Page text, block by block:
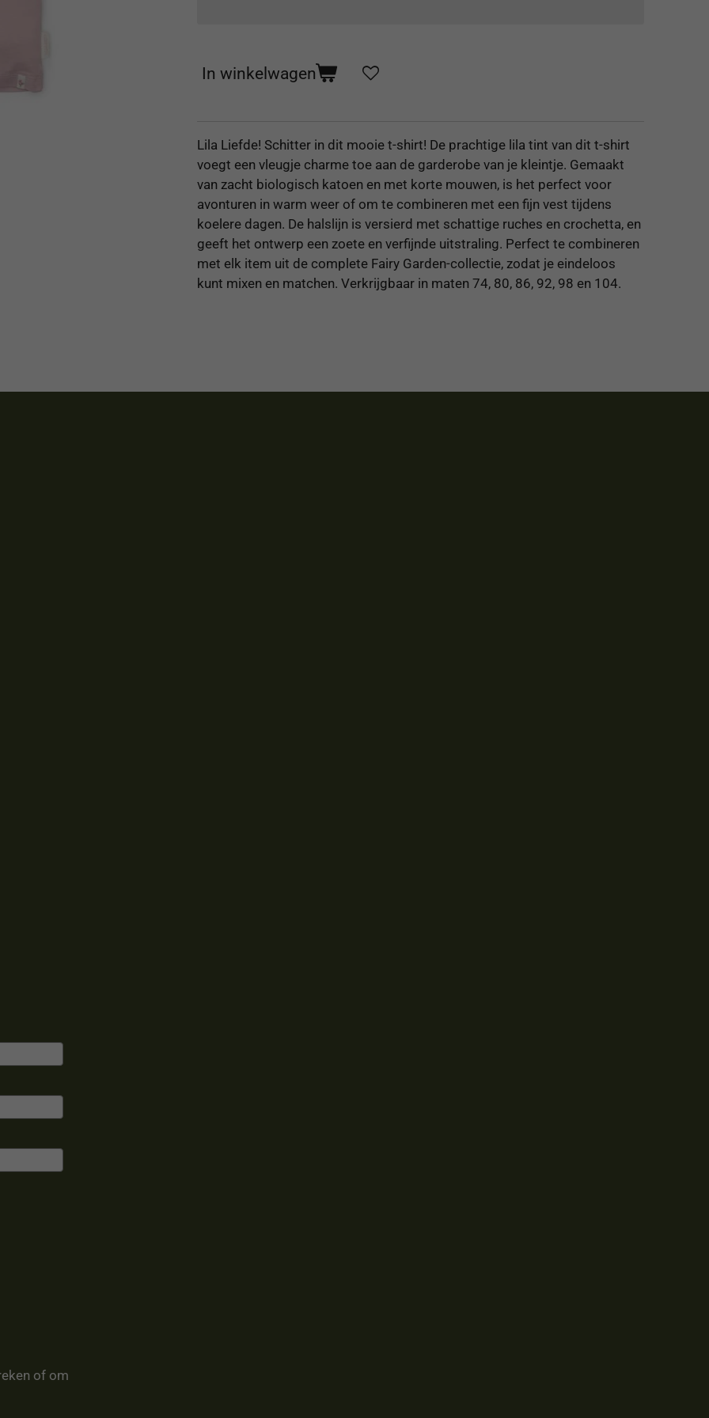
In winkelwagen
Lila Liefde! Schitter in dit mooie t-shirt! De prachtige lila tint van dit t-shirt
voegt een vleugje charme toe aan de garderobe van je kleintje. Gemaakt
van zacht biologisch katoen en met korte mouwen, is het perfect voor
avonturen in warm weer of om te combineren met een fijn vest tijdens
koelere dagen. De halslijn is versierd met schattige ruches en crochetta, en
geeft het ontwerp een zoete en verfijnde uitstraling. Perfect te combineren
met elk item uit de complete Fairy Garden-collectie, zodat je eindeloos
kunt mixen en matchen. Verkrijgbaar in maten 74, 80, 86, 92, 98 en 104.
of om